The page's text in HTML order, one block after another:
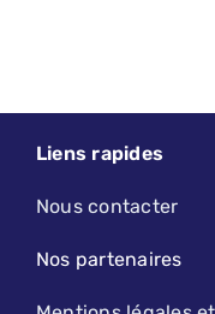
Liens rapides
Nous contacter
Nos partenaires